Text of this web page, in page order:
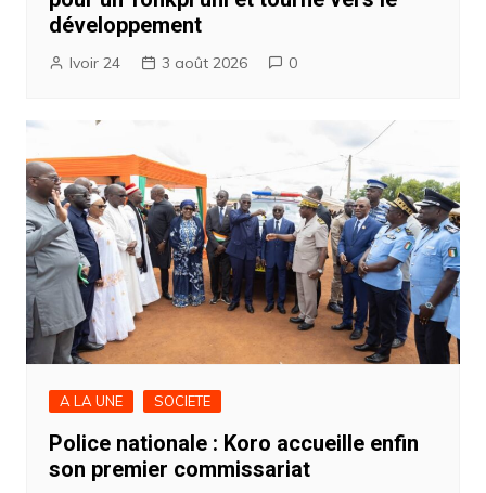
développement
Ivoir 24 3 août 2026 0
A LA UNE SOCIETE
Police nationale : Koro accueille enfin
son premier commissariat